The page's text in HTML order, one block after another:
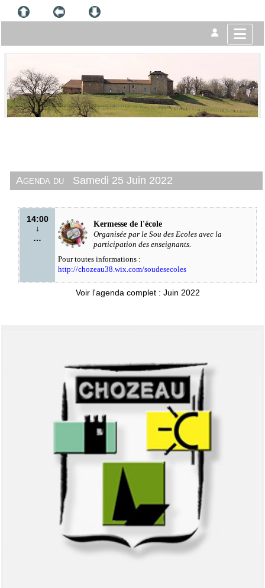
Agenda du Samedi 25 Juin 2022
14:00
↓
…
Kermesse de l'école
Organisée par le Sou des Ecoles avec la
participation des enseignants.
Pour toutes informations :
http://chozeau38.wix.com/soudesecoles
Voir l'agenda complet : Juin 2022